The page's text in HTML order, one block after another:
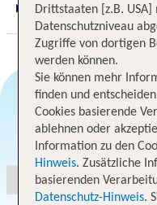
Digitaler und
Drittstaaten [z.B.
Datenschutzniveau
Zugriffe von dortigen
werden können.
Sie können mehr
finden und
Cookies basierende
ablehnen oder
Information zu den
Hinweis. Zusätzliche
basierenden
Datenschutz-Hinweis.